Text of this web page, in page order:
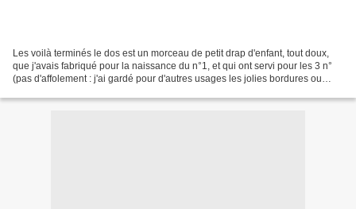
Les voilà terminés le dos est un morceau de petit drap d'enfant, tout doux,
que j'avais fabriqué pour la naissance du n°1, et qui ont servi pour les 3 n°
(pas d'affolement : j'ai gardé pour d'autres usages les jolies bordures ou